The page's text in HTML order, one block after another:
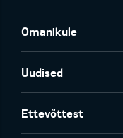
Omanikule
Uudised
Ettevõttest